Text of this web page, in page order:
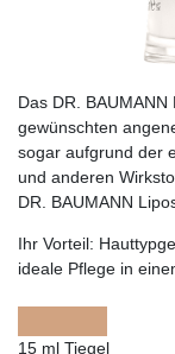
Das DR.
gewünschten
sogar aufgrund der
und anderen
DR. BAUMANN
Ihr Vorteil:
ideale Pflege in
15 ml Tiegel